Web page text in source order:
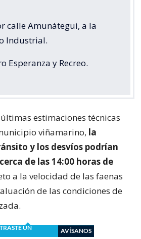
calle Amunátegui, a la
Industrial.
Esperanza y Recreo.
estimaciones técnicas
viñamarino, la
y los desvíos podrían
de las 14:00 horas de
a la velocidad de las faenas
de las condiciones de
UN
AVÍSANOS